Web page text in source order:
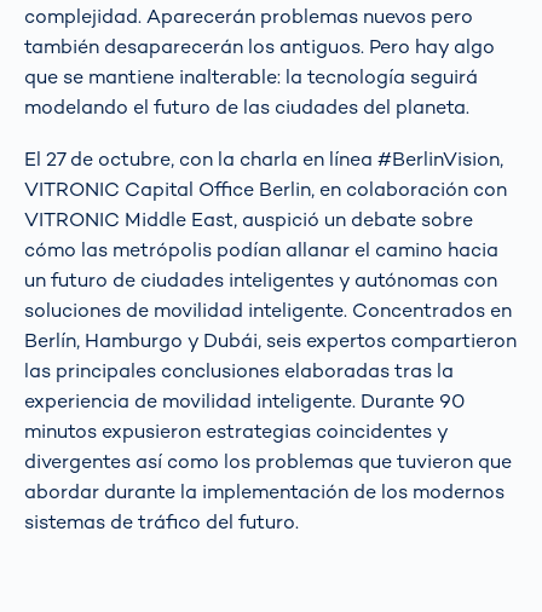
complejidad. Aparecerán problemas nuevos pero
también desaparecerán los antiguos. Pero hay algo
que se mantiene inalterable: la tecnología seguirá
modelando el futuro de las ciudades del planeta.
El 27 de octubre, con la charla en línea #BerlinVision,
VITRONIC Capital Office Berlin, en colaboración con
VITRONIC Middle East, auspició un debate sobre
cómo las metrópolis podían allanar el camino hacia
un futuro de ciudades inteligentes y autónomas con
soluciones de movilidad inteligente. Concentrados en
Berlín, Hamburgo y Dubái, seis expertos compartieron
las principales conclusiones elaboradas tras la
experiencia de movilidad inteligente. Durante 90
minutos expusieron estrategias coincidentes y
divergentes así como los problemas que tuvieron que
abordar durante la implementación de los modernos
sistemas de tráfico del futuro.